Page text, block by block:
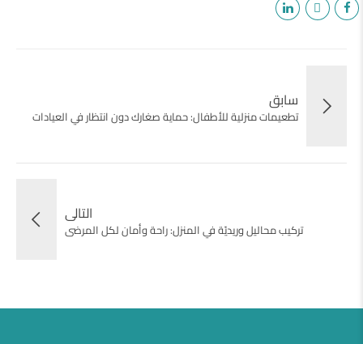
سابق
تطعيمات منزلية للأطفال: حماية صغارك دون انتظار في العيادات
التالى
تركيب محاليل وريديّة في المنزل: راحة وأمان لكل المرضى